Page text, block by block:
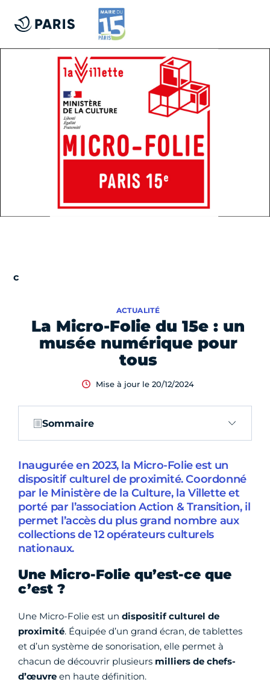
La Micro-Folie du 15e : un
musée numérique pour
tous
ACTUALITÉ
Mise à jour le 20/12/2024
Sommaire
Inaugurée en 2023, la Micro-Folie est un
dispositif culturel de proximité. Coordonné
par le Ministère de la Culture, la Villette et
porté par l’association Action & Transition, il
permet l’accès du plus grand nombre aux
collections de 12 opérateurs culturels
nationaux.
Une Micro-Folie qu’est-ce que
c’est ?
Une Micro-Folie est un dispositif culturel de
proximité. Équipée d’un grand écran, de tablettes
et d’un système de sonorisation, elle permet à
chacun de découvrir plusieurs milliers de chefs-
d’œuvre en haute définition.